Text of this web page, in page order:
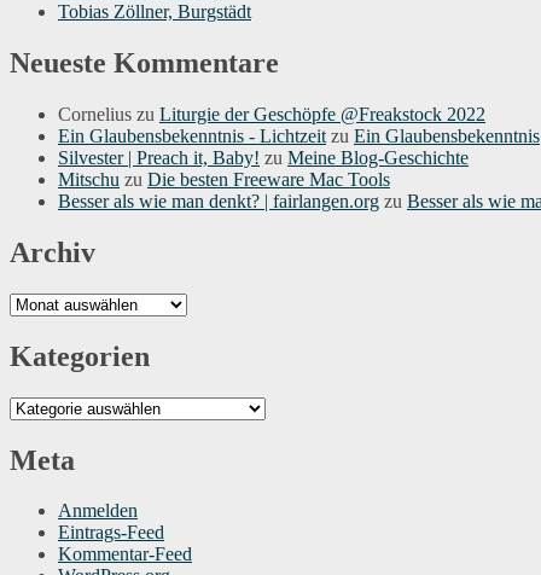
Tobias Zöllner, Burgstädt
Neueste Kommentare
Cornelius zu Liturgie der Geschöpfe @Freakstock 2022
Ein Glaubensbekenntnis - Lichtzeit zu Ein Glaubensbekenntnis
Silvester | Preach it, Baby! zu Meine Blog-Geschichte
Mitschu zu Die besten Freeware Mac Tools
Besser als wie man denkt? | fairlangen.org zu Besser als wie
Archiv
Archiv
Kategorien
Kategorien
Meta
Anmelden
Eintrags-Feed
Kommentar-Feed